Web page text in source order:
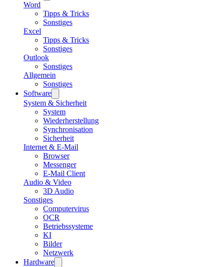
Word
Tipps & Tricks
Sonstiges
Excel
Tipps & Tricks
Sonstiges
Outlook
Sonstiges
Allgemein
Sonstiges
Software
System & Sicherheit
System
Wiederherstellung
Synchronisation
Sicherheit
Internet & E-Mail
Browser
Messenger
E-Mail Client
Audio & Video
3D Audio
Sonstiges
Computervirus
OCR
Betriebssysteme
KI
Bilder
Netzwerk
Hardware